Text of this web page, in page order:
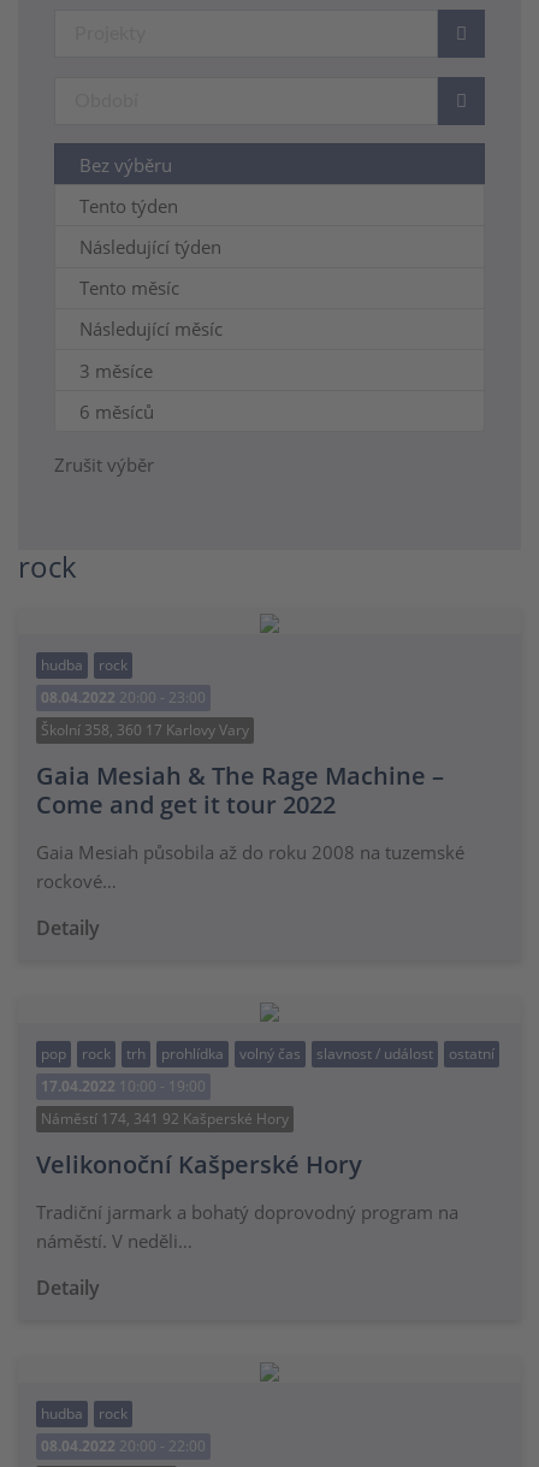
Bez výběru
Tento týden
Následující týden
Tento měsíc
Následující měsíc
3 měsíce
6 měsíců
Zrušit výběr
rock
hudba
rock
08.04.2022 20:00 - 23:00
Školní 358, 360 17 Karlovy Vary
Gaia Mesiah & The Rage Machine –
Come and get it tour 2022
Gaia Mesiah působila až do roku 2008 na tuzemské
rockové…
Detaily
pop rock trh prohlídka volný čas slavnost / událost
ostatní
17.04.2022 10:00 - 19:00
Náměstí 174, 341 92 Kašperské Hory
Velikonoční Kašperské Hory
Tradiční jarmark a bohatý doprovodný program na
náměstí. V neděli…
Detaily
hudba
rock
08.04.2022 20:00 - 22:00